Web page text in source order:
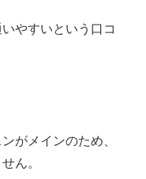
やすいという口コ
がメインのため、
ん。